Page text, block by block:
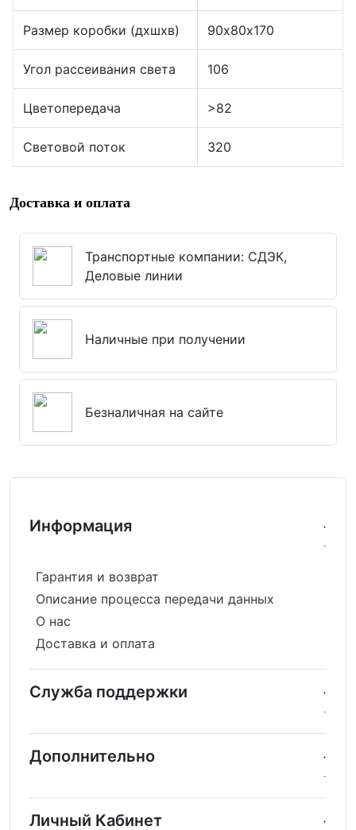
Размер коробки (дхшхв) 90х80х170
Угол рассеивания света 106
Цветопередача >82
Световой поток 320
Доставка и оплата
Транспортные компании: СДЭК,
Деловые линии
Наличные при получении
Безналичная на сайте
Информация
Гарантия и возврат
Описание процесса передачи данных
О нас
Доставка и оплата
Служба поддержки
Дополнительно
Личный Кабинет